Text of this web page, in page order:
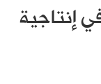
إنتاجية